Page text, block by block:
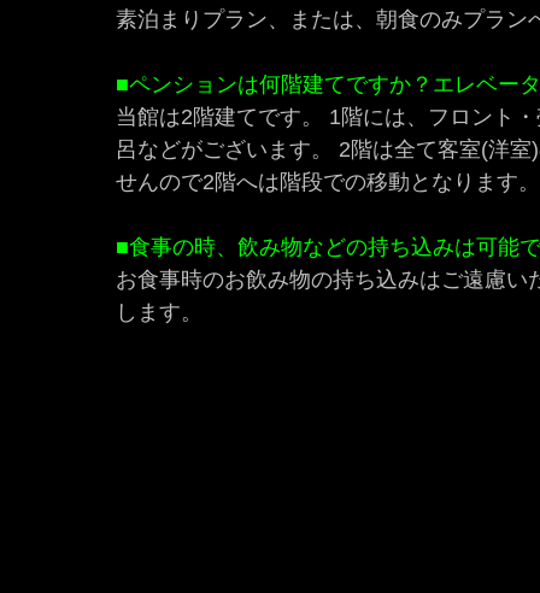
素泊まりプラン、または、朝食のみプラン
■ペンションは何階建てですか？エレベー
当館は2階建てです。 1階には、フロント
呂などがございます。 2階は全て客室(洋
せんので2階へは階段での移動となります。
■食事の時、飲み物などの持ち込みは可能
お食事時のお飲み物の持ち込みはご遠慮
します。